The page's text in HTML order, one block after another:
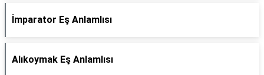
İmparator Eş Anlamlısı
Alıkoymak Eş Anlamlısı